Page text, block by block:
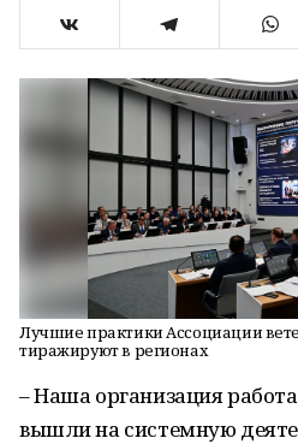
Лучшие практики Ассоциации
тиражируют в регионах
– Наша организация
вышли на системную